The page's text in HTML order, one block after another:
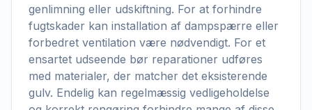
genlimning eller udskiftning. For at forhindre
fugtskader kan installation af dampspærre eller
forbedret ventilation være nødvendigt. For et
ensartet udseende bør reparationer udføres
med materialer, der matcher det eksisterende
gulv. Endelig kan regelmæssig vedligeholdelse